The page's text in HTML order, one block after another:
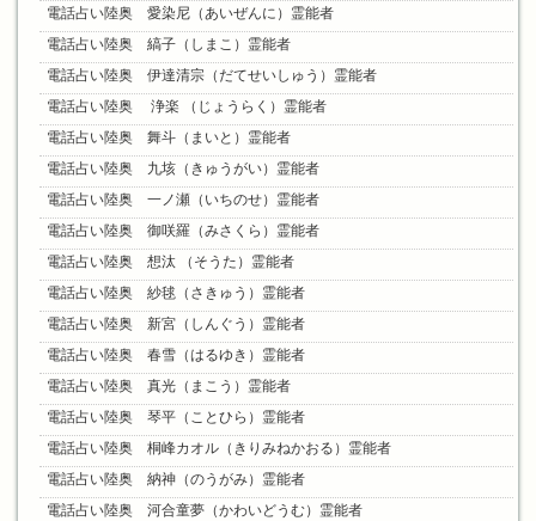
電話占い陸奥 愛染尼（あいぜんに）霊能者
電話占い陸奥 縞子（しまこ）霊能者
電話占い陸奥 伊達清宗（だてせいしゅう）霊能者
電話占い陸奥 浄楽 （じょうらく）霊能者
電話占い陸奥 舞斗（まいと）霊能者
電話占い陸奥 九垓（きゅうがい）霊能者
電話占い陸奥 一ノ瀬（いちのせ）霊能者
電話占い陸奥 御咲羅（みさくら）霊能者
電話占い陸奥 想汰 （そうた）霊能者
電話占い陸奥 紗毬（さきゅう）霊能者
電話占い陸奥 新宮（しんぐう）霊能者
電話占い陸奥 春雪（はるゆき）霊能者
電話占い陸奥 真光（まこう）霊能者
電話占い陸奥 琴平（ことひら）霊能者
電話占い陸奥 桐峰カオル（きりみねかおる）霊能者
電話占い陸奥 納神（のうがみ）霊能者
電話占い陸奥 河合童夢（かわいどうむ）霊能者